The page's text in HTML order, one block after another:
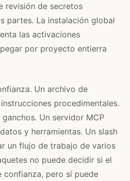
revisión de secretos
partes. La instalación global
las activaciones
por proyecto entierra
Un archivo de
procedimentales.
Un servidor MCP
y herramientas. Un slash
un flujo de trabajo de varios
no puede decidir si el
pero sí puede